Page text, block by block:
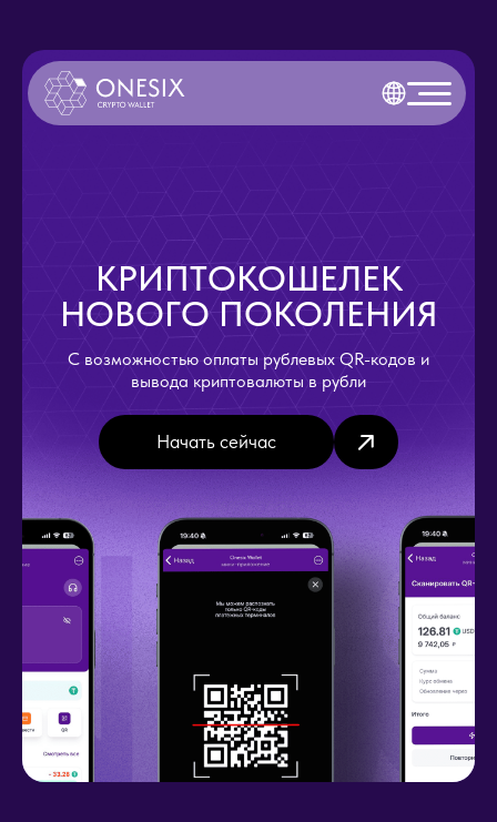
КРИПТОКОШЕЛЕК
НОВОГО ПОКОЛЕНИЯ
С возможностью оплаты рублевых QR-кодов и
вывода криптовалюты в рубли
Начать сейчас